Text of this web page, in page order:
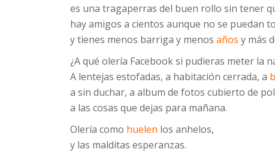
es una tragaperras del buen rollo sin tener
hay amigos a cientos aunque no se puedan
y tienes menos barriga y menos años y más
¿A qué olería Facebook si pudieras meter la
A lentejas estofadas, a habitación cerrada, a
a sin duchar, a album de fotos cubierto de
a las cosas que dejas para mañana.
Olería como huelen los anhelos,
y las malditas esperanzas.